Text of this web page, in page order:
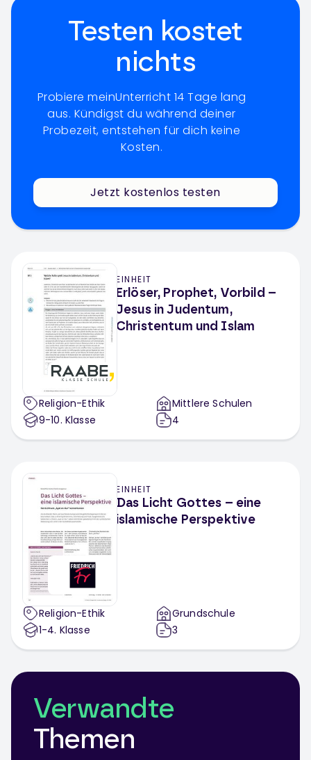
Testen kostet
nichts
Probiere meinUnterricht 14 Tage lang
aus. Kündigst du während deiner
Probezeit, entstehen für dich keine
Kosten.
Jetzt kostenlos testen
EINHEIT
Erlöser, Prophet, Vorbild –
Jesus in Judentum,
Christentum und Islam
Religion-Ethik
9-10. Klasse
Mittlere Schulen
4
EINHEIT
Das Licht Gottes – eine
islamische Perspektive
Religion-Ethik
1-4. Klasse
Grundschule
3
Verwandte
Themen